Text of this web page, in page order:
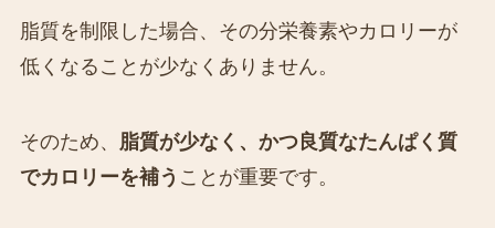
脂質を制限した場合、その分栄養素やカロリーが
低くなることが少なくありません。
そのため、 脂質が少なく、かつ良質なたんぱく質
でカロリーを補う ことが重要です。